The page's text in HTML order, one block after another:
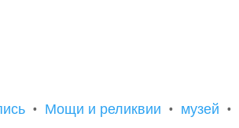
• Мощи и реликвии • музей •